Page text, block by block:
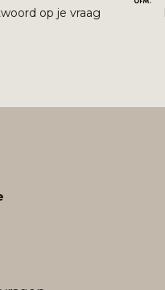
op je vraag